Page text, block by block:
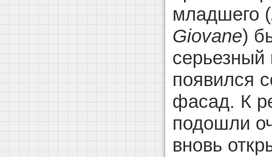
младшего (
Giovane)
серьезный
появился
фасад. К
подошли
вновь